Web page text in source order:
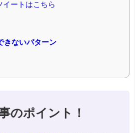
イートはこちら
きないパターン
のポイント！